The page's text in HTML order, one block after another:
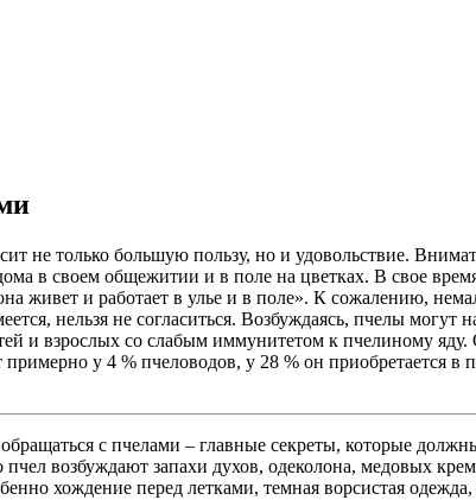
не только большую пользу, но и удовольствие.
в своем общежитии и в поле на цветках. В свое
она живет и работает в улье и в поле». К сожалению,
нельзя не согласиться. Возбуждаясь, пчелы
и взрослых со слабым иммунитетом к пчелиному
у 4 % пчеловодов, у 28 % он приобретается в
с пчелами – главные секреты, которые
пчел возбуждают запахи духов, одеколона, медовых
хождение перед летками, темная ворсистая